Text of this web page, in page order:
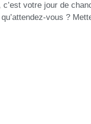
votre jour de
vous ?